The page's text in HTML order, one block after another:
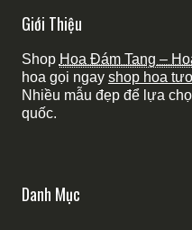
Giới Thiệu
Shop Hoa Đám Tang –
hoa gọi ngay shop hoa
Nhiều mẫu đẹp để lựa
quốc.
Danh Mục